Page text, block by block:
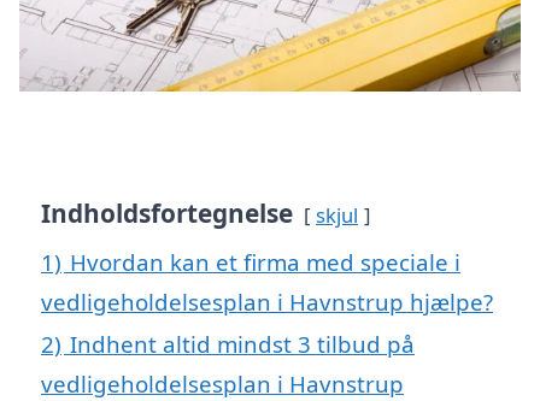
Indholdsfortegnelse skjul
1) Hvordan kan et firma med speciale i
vedligeholdelsesplan i Havnstrup hjælpe?
2) Indhent altid mindst 3 tilbud på
vedligeholdelsesplan i Havnstrup